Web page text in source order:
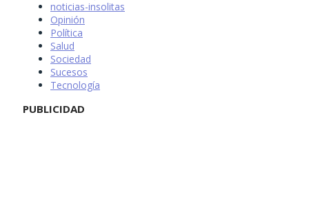
noticias-insolitas
Opinión
Política
Salud
Sociedad
Sucesos
Tecnología
PUBLICIDAD